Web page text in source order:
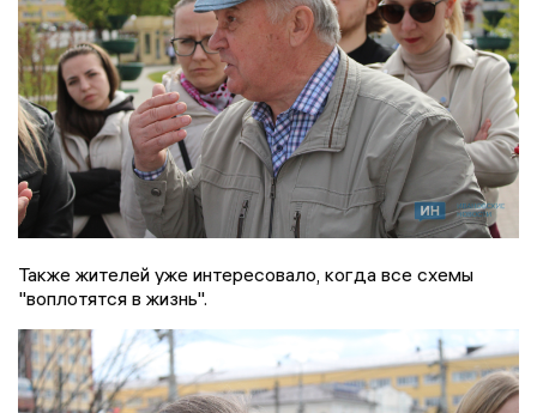
Также жителей уже интересовало, когда все схемы
"воплотятся в жизнь".